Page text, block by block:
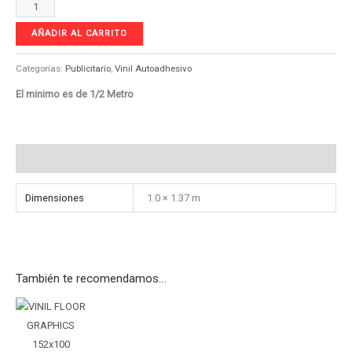
AÑADIR AL CARRITO
Categorías: Publicitario, Vinil Autoadhesivo
El minimo es de 1/2 Metro
Dimensiones 1.0 × 1.37 m
También te recomendamos…
VINIL
FLOOR
GRAPHICS